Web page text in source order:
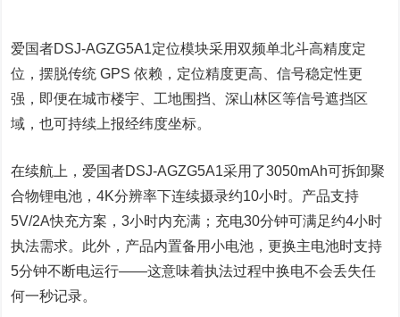
爱国者DSJ-AGZG5A1定位模块采用双频单北斗高精度定
位，摆脱传统 GPS 依赖，定位精度更高、信号稳定性更
强，即便在城市楼宇、工地围挡、深山林区等信号遮挡区
域，也可持续上报经纬度坐标。
在续航上，爱国者DSJ-AGZG5A1采用了3050mAh可拆卸聚
合物锂电池，4K分辨率下连续摄录约10小时。产品支持
5V/2A快充方案，3小时内充满；充电30分钟可满足约4小时
执法需求。此外，产品内置备用小电池，更换主电池时支持
5分钟不断电运行——这意味着执法过程中换电不会丢失任
何一秒记录。